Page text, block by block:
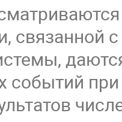
связанной
событий